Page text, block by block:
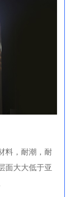
料，耐潮，耐
面大大低于亚